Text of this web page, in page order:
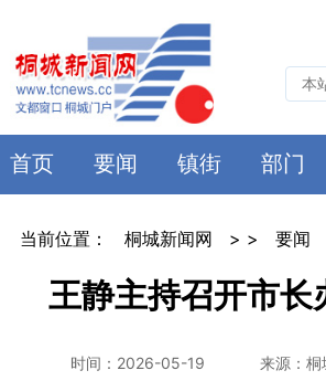
首页 要闻 镇街 部门
当前位置： 桐城新闻网 > > 要闻
王静主持召开市长
时间：2026-05-19 来源：桐